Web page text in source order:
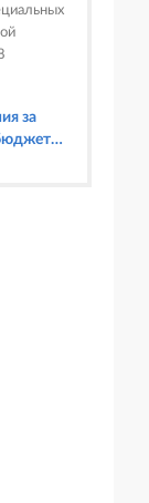
8.1,
9.16,
19.4,
1
1,
за